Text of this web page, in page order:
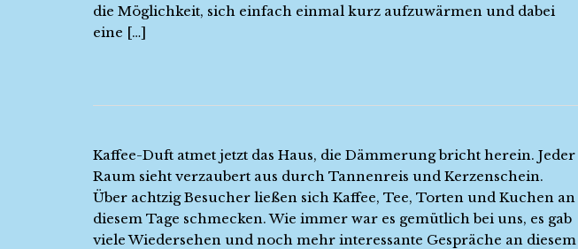
die Möglichkeit, sich einfach einmal kurz aufzuwärmen und dabei
eine […]
Kaffee-Duft atmet jetzt das Haus, die Dämmerung bricht herein. Jeder
Raum sieht verzaubert aus durch Tannenreis und Kerzenschein.
Über achtzig Besucher ließen sich Kaffee, Tee, Torten und Kuchen an
diesem Tage schmecken. Wie immer war es gemütlich bei uns, es gab
viele Wiedersehen und noch mehr interessante Gespräche an diesem